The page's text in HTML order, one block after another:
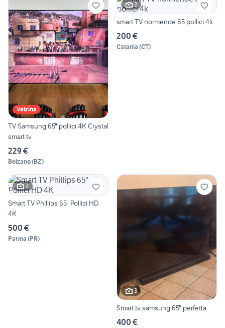
Vetrina
TV Samsung 65" pollici 4K Crystal
smart tv
229 €
Bolzano(BZ)
3
smart TV normende 65 pollici 4k
200 €
Catania (CT)
4
Smart TV Phillips 65" Pollici HD
4K
500 €
Parma (PR)
3
Smart tv samsung 65" perfetta
400 €